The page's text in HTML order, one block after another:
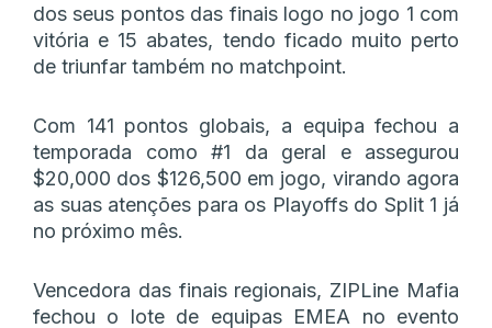
dos seus pontos das finais logo no jogo 1 com
vitória e 15 abates, tendo ficado muito perto
de triunfar também no matchpoint.
Com 141 pontos globais, a equipa fechou a
temporada como #1 da geral e assegurou
$20,000 dos $126,500 em jogo, virando agora
as suas atenções para os Playoffs do Split 1 já
no próximo mês.
Vencedora das finais regionais, ZIPLine Mafia
fechou o lote de equipas EMEA no evento